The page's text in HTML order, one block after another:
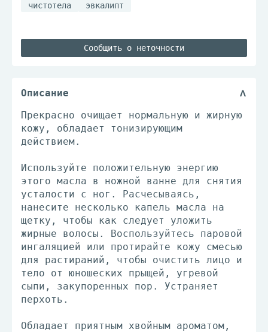
чистотела
эвкалипт
Сообщить о неточности
Описание
Прекрасно очищает нормальную и жирную
кожу, обладает тонизирующим
действием.
Используйте положительную энергию
этого масла в ножной ванне для снятия
усталости с ног. Расчесываясь,
нанесите несколько капель масла на
щетку, чтобы как следует уложить
жирные волосы. Воспользуйтесь паровой
ингаляцией или протирайте кожу смесью
для растираний, чтобы очистить лицо и
тело от юношеских прыщей, угревой
сыпи, закупоренных пор. Устраняет
перхоть.
Обладает приятным хвойным ароматом,